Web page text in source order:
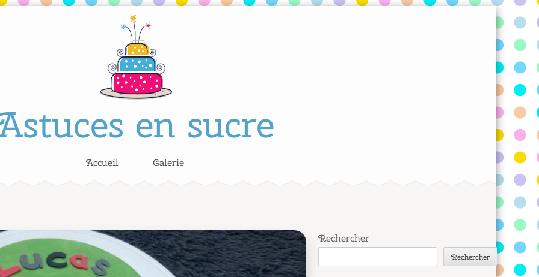
en sucre
Accueil Galerie
Rechercher
Rechercher